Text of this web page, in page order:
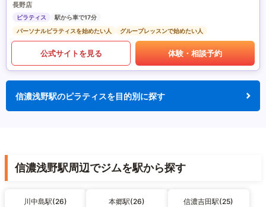
長野店
ピラティス
駅から車で17分
パーソナルピラティスを始めたい人
グループレッスンで始めたい人
公式サイトを見る 体験・相談予約
信濃浅野駅のピラティスを目的別に探す
信濃浅野駅周辺でジムを駅から探す
川中島駅(26) 本郷駅(26) 信濃吉田駅(25)